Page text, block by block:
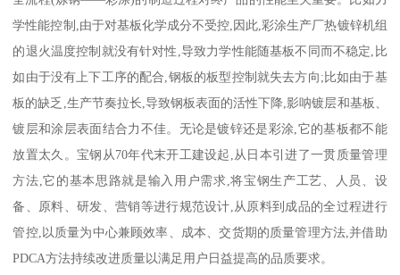
学性能控制,由于对基板化学成分不受控,因此,彩涂生产厂热镀锌机组
的退火温度控制就没有针对性,导致力学性能随基板不同而不稳定,比
如由于没有上下工序的配合,钢板的板型控制就失去方向;比如由于基
板的缺乏,生产节奏拉长,导致钢板表面的活性下降,影呐镀层和基板、
镀层和涂层表面结合力不佳。无论是镀锌还是彩涂,它的基板都不能
放置太久。宝钢从70年代末开工建设起,从日本引进了一贯质量管理
方法,它的基本思路就是输入用户需求,将宝钢生产工艺、人员、设
备、原料、研发、营销等进行规范设计,从原料到成品的全过程进行
管控,以质量为中心兼顾效率、成本、交货期的质量管理方法,并借助
PDCA方法持续改进质量以满足用户日益提高的品质要求。